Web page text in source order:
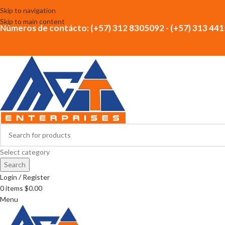
Skip to navigation
Skip to main content
Números de contácto: (+57) 312 8305092 - (+57) 313
Select category
Search
Login / Register
0items $0.00
Menu